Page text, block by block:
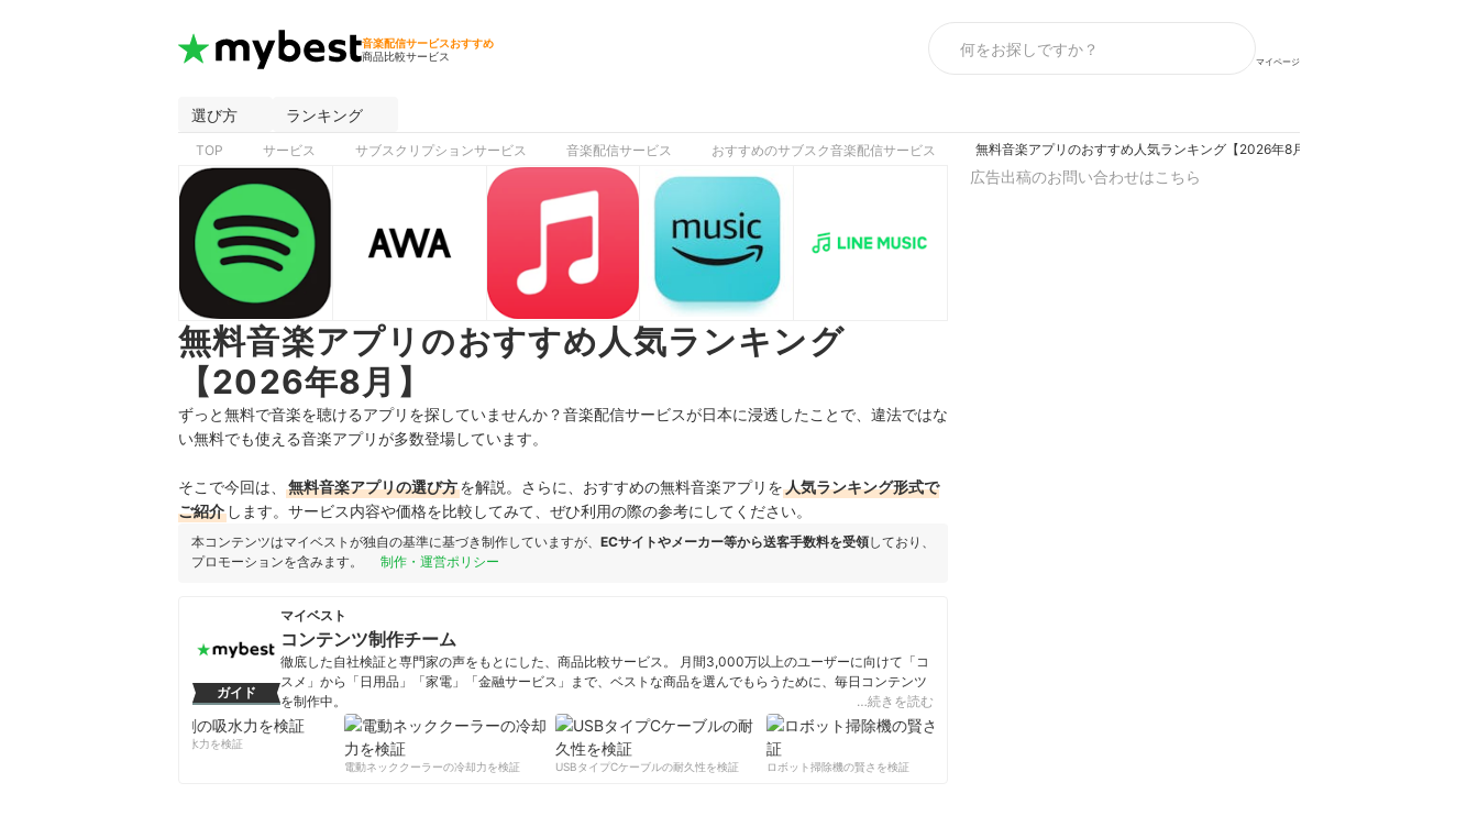
音楽配信サービスおすすめ
商品比較サービス
マイページ
選び方 ランキング
TOP サービス サブスクリプションサービス 音楽配信サービス おすすめのサブスク音楽配信サービス 無料音楽アプリのおすすめ人気ランキング【2026年8月】
無料音楽アプリのおすすめ人気ランキング
【2026年8月】
ずっと無料で音楽を聴けるアプリを探していませんか？音楽配信サービスが日本に浸透したことで、違法ではな
い無料でも使える音楽アプリが多数登場しています。
そこで今回は、 無料音楽アプリの選び方を解説。さらに、おすすめの無料音楽アプリを人気ランキング形式で
ご紹介 します。サービス内容や価格を比較してみて、ぜひ利用の際の参考にしてください。
本コンテンツはマイベストが独自の基準に基づき制作していますが、 ECサイトやメーカー等から送客手数料を受領しており、
プロモーションを含みます。
制作・運営ポリシー
ガイド
マイベスト
コンテンツ制作チーム
徹底した自社検証と専門家の声をもとにした、商品比較サービス。 月間3,000万以上のユーザーに向けて「コ
スメ」から「日用品」「家電」「金融サービス」まで、ベストな商品を選んでもらうために、毎日コンテンツ
を制作中。
コンテンツ制作チームのプロフィール
…続きを読む
柔軟剤の吸水力を検証
電動ネッククーラーの冷却力を検証
USBタイプCケーブルの耐久性を検証 ロボット掃除機の賢さを検証
広告出稿のお問い合わせはこちら